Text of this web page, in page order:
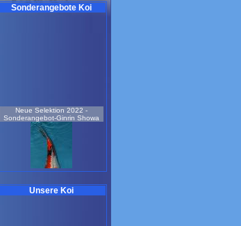
Sonderangebote Koi
Neue Selektion 2022 -
Sonderangebot-Ginrin Showa
Unsere Koi